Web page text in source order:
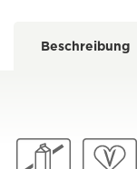
Beschreibung